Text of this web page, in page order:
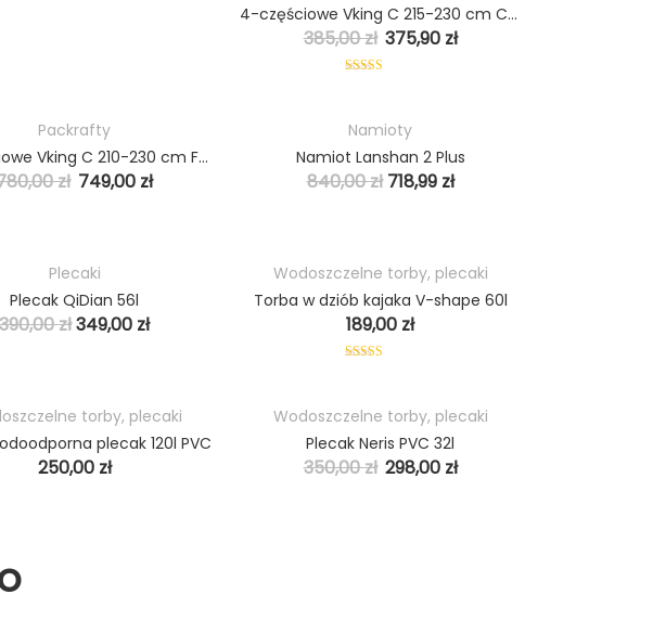
4-częściowe Vking C 215-230 cm Carbon/FG/PP
385,00zł 375,90 zł
PROMO
Packrafty
4-częściowe Vking C 210-230 cm Full Carbon Pełen Karbon
zł 749,00 zł
Namioty
Namiot Lanshan 2 Plus
840,00zł 718,99 zł
Plecaki
Plecak QiDian 56l
390,00zł349,00 zł
HOT
Wodoszczelne torby, plecaki
Torba w dziób kajaka V-shape 60l
189,00 zł
torby, plecaki
plecak 120l PVC
250,00 zł
HOT
Wodoszczelne torby, plecaki
Plecak Neris PVC 32l
350,00zł 298,00 zł